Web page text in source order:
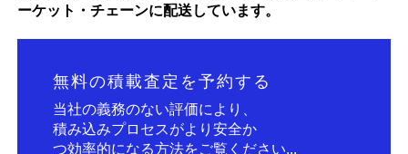
ーケット・チェーンに配送しています。
無料の積載査定を予約する
当社の義務のない評価により、
積み込みプロセスがより安全か
つ効率的になる方法をご覧ください...